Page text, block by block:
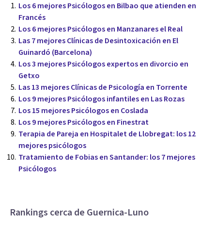
Los 6 mejores Psicólogos en Bilbao que atienden en
Francés
Los 6 mejores Psicólogos en Manzanares el Real
Las 7 mejores Clínicas de Desintoxicación en El
Guinardó (Barcelona)
Los 3 mejores Psicólogos expertos en divorcio en
Getxo
Las 13 mejores Clínicas de Psicología en Torrente
Los 9 mejores Psicólogos infantiles en Las Rozas
Los 15 mejores Psicólogos en Coslada
Los 9 mejores Psicólogos en Finestrat
Terapia de Pareja en Hospitalet de Llobregat: los 12
mejores psicólogos
Tratamiento de Fobias en Santander: los 7 mejores
Psicólogos
Rankings cerca de Guernica-Luno